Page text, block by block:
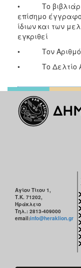
• Το βιβλιάριο
επίσημο
ίδιων και των
εγκριθεί
• Τον Αριθμό
• Το Δελτίο
Αγίου Τίτου 1,
Τ.Κ. 71202,
Ηράκλειο
Τηλ.: 2813-409000
email:info@heraklion.gr